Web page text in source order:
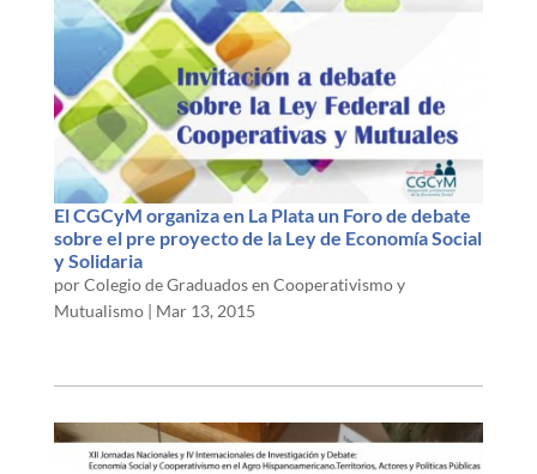
El CGCyM organiza en La Plata un Foro de debate
sobre el pre proyecto de la Ley de Economía Social
y Solidaria
porColegio de Graduados en Cooperativismo y
Mutualismo| Mar 13, 2015